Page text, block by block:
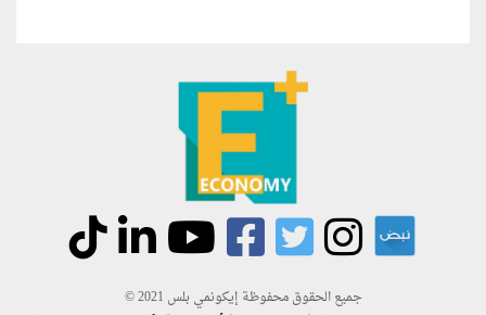
جميع الحقوق محفوظة إيكونمي بلس 2021 ©